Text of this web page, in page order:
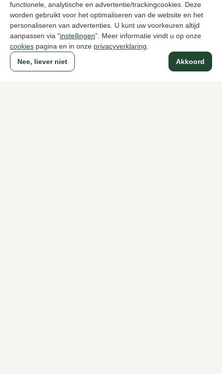
functionele, analytische en advertentie/trackingcookies. Deze
worden gebruikt voor het optimaliseren van de website en het
personaliseren van advertenties. U kunt uw voorkeuren altijd
aanpassen via “instellingen”. Meer informatie vindt u op onze
cookies pagina en in onze privacyverklaring
Akkoord
Nee, liever niet
Floris van Bommel
Taupe veterschoenen heren
259,95156,00
Daniel
Zwarte
149,95